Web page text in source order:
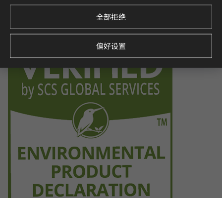
Environmental Product Declaration
Verified by SCS Global Services, this certification demonstra
tes the product’s environmental impact throughout its life
cycle, promoting sustainability.
全部拒绝
偏好设置